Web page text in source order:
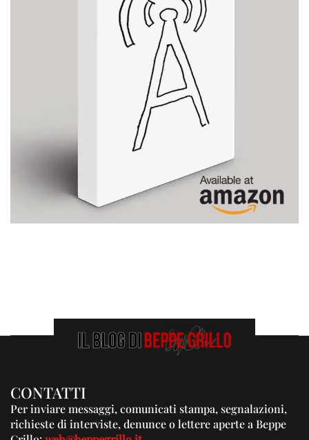
CONTATTI
Per inviare messaggi, comunicati stampa, segnalazioni,
richieste di interviste, denunce o lettere aperte a Beppe